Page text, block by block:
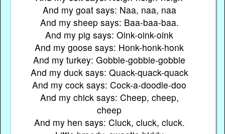
And my goat says: Naa, naa, naa
And my sheep says: Baa-baa-baa.
And my pig says: Oink-oink-oink
And my goose says: Honk-honk-honk
And my turkey: Gobble-gobble-gobble
And my duck says: Quack-quack-quack
And my cock says: Cock-a-doodle-doo
And my chick says: Cheep, cheep,
cheep
And my hen says: Cluck, cluck, cluck.